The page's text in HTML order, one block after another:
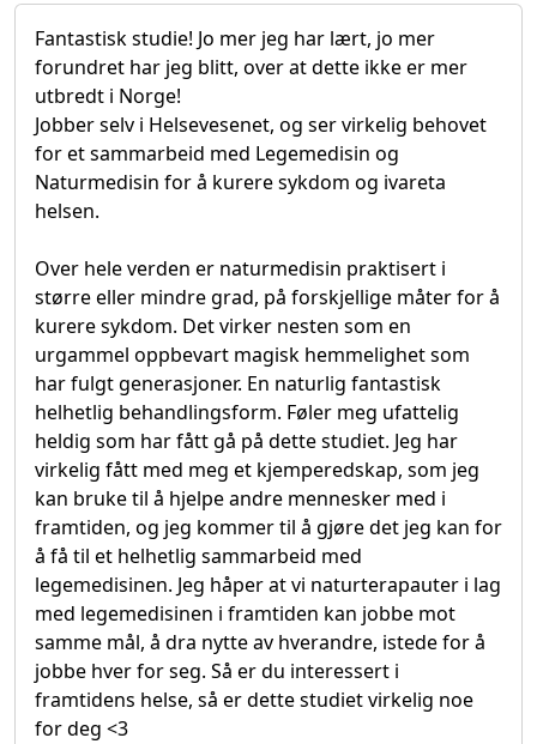
Fantastisk studie! Jo mer jeg har lært, jo mer
forundret har jeg blitt, over at dette ikke er mer
utbredt i Norge!
Jobber selv i Helsevesenet, og ser virkelig behovet
for et sammarbeid med Legemedisin og
Naturmedisin for å kurere sykdom og ivareta
helsen.
Over hele verden er naturmedisin praktisert i
større eller mindre grad, på forskjellige måter for å
kurere sykdom. Det virker nesten som en
urgammel oppbevart magisk hemmelighet som
har fulgt generasjoner. En naturlig fantastisk
helhetlig behandlingsform. Føler meg ufattelig
heldig som har fått gå på dette studiet. Jeg har
virkelig fått med meg et kjemperedskap, som jeg
kan bruke til å hjelpe andre mennesker med i
framtiden, og jeg kommer til å gjøre det jeg kan for
å få til et helhetlig sammarbeid med
legemedisinen. Jeg håper at vi naturterapauter i lag
med legemedisinen i framtiden kan jobbe mot
samme mål, å dra nytte av hverandre, istede for å
jobbe hver for seg. Så er du interessert i
framtidens helse, så er dette studiet virkelig noe
for deg <3